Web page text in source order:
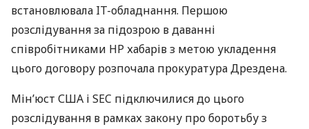
встановлювала IT-обладнання. Першою
розслідування за підозрою в даванні
співробітниками HP хабарів з метою укладення
цього договору розпочала прокуратура Дрездена.
Мін’юст США і SEC підключилися до цього
розслідування в рамках закону про боротьбу з